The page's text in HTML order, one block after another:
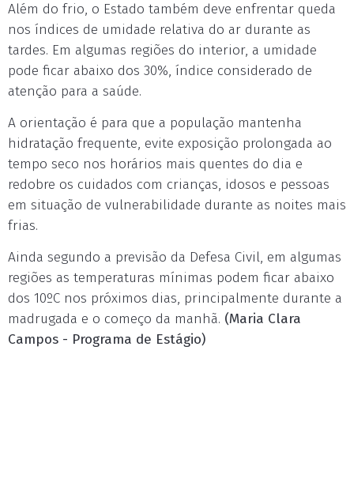
Além do frio, o Estado também deve enfrentar queda
nos índices de umidade relativa do ar durante as
tardes. Em algumas regiões do interior, a umidade
pode ficar abaixo dos 30%, índice considerado de
atenção para a saúde.
A orientação é para que a população mantenha
hidratação frequente, evite exposição prolongada ao
tempo seco nos horários mais quentes do dia e
redobre os cuidados com crianças, idosos e pessoas
em situação de vulnerabilidade durante as noites mais
frias.
Ainda segundo a previsão da Defesa Civil, em algumas
regiões as temperaturas mínimas podem ficar abaixo
dos 10ºC nos próximos dias, principalmente durante a
madrugada e o começo da manhã. (Maria Clara
Campos - Programa de Estágio)